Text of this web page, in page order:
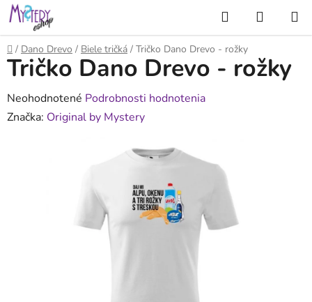
Prejsť
na
obsah
Hľadať
KOŠÍK
Domov
/ Dano Drevo / Biele tričká / Tričko Dano Drevo - rožky
Tričko Dano Drevo - rožky
Priemerné
hodnotenie
Neohodnotené Podrobnosti hodnotenia
Značka: Original by Mystery